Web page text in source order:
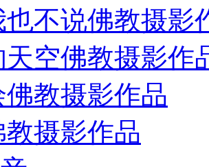
不说佛教摄影
空佛教摄影作
教摄影作品
教摄影作品